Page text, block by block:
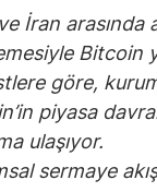
İran
Bitcoin
göre,
piyasa
ulaşıyor.
sermaye